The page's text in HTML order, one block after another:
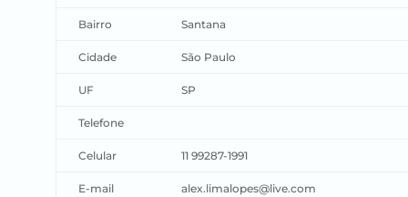
Bairro Santana
Cidade São Paulo
UF SP
Telefone
Celular 11 99287-1991
E-mail alex.limalopes@live.com